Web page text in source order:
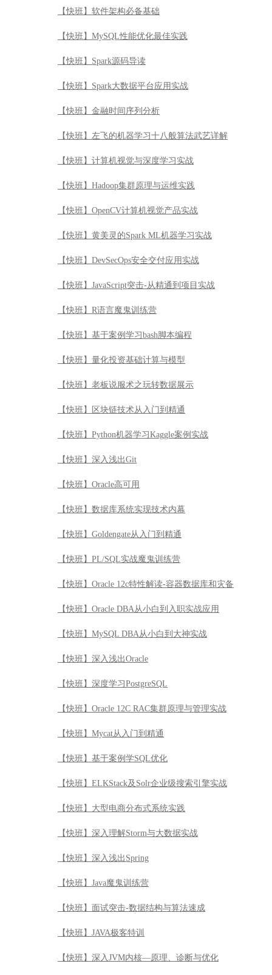
【快班】左飞的机器学习十八般算法武艺详解
【快班】计算机视觉与深度学习实战
【快班】Hadoop集群原理与运维实践
【快班】OpenCV计算机视觉产品实战
【快班】黄美灵的Spark ML机器学习实战
【快班】DevSecOps安全交付应用实战
【快班】JavaScript突击-从精通到项目实战
【快班】R语言魔鬼训练营
【快班】基于案例学习bash脚本编程
【快班】量化投资基础计算与模型
【快班】老板说服术之玩转数据展示
【快班】区块链技术从入门到精通
【快班】Python机器学习Kaggle案例实战
【快班】深入浅出Git
【快班】Oracle高可用
【快班】数据库系统实现技术内幕
【快班】Goldengate从入门到精通
【快班】PL/SQL实战魔鬼训练营
【快班】Oracle 12c特性解读-容器数据库和灾备
【快班】Oracle DBA从小白到入职实战应用
【快班】MySQL DBA从小白到大神实战
【快班】深入浅出Oracle
【快班】深度学习PostgreSQL
【快班】Oracle 12C RAC集群原理与管理实战
【快班】Mycat从入门到精通
【快班】基于案例学SQL优化
【快班】ELKStack及Solr企业级搜索引擎实战
【快班】大型电商分布式系统实践
【快班】深入理解Storm与大数据实战
【快班】深入浅出Spring
【快班】Java魔鬼训练营
【快班】面试突击-数据结构与算法速成
【快班】JAVA极客特训
【快班】深入JVM内核—原理、诊断与优化
【快班】Excel数据分析师突击—从入门到精通到项目实战
【快班】人工智能前沿系列之生成式对抗网络
【快班】基于案例学习时间序列分析
【快班】自己动手实践神经网络
【快班】 深度学习框架Tensorflow学习与应用